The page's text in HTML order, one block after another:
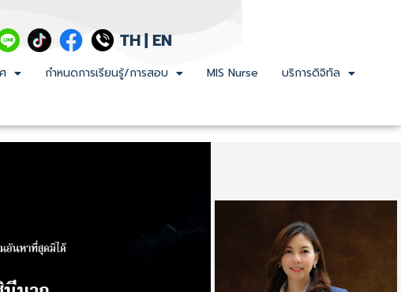
TH| EN
กำหนดการเรียนรู้/การสอบ MIS Nurse บริการดิจิทัล